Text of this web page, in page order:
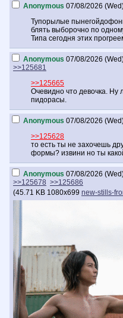
Anonymous 07/08/2026
Тупорылые
блять выборочно по
Типа сегодня этих
Anonymous 07/08/2026
>>125681
>>125665
Очевидно что девочка. Ну
пидорасы.
Anonymous 07/08/2026
>>125628
то есть ты не захочешь
формы? извини но ты
Anonymous 07/08/2026
>>125678 >>125686
(45.71 KB 1080x699 new-stills-